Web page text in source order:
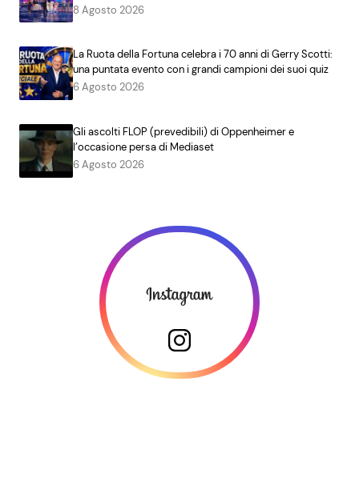
8 Agosto 2026
La Ruota della Fortuna celebra i 70 anni di Gerry Scotti:
una puntata evento con i grandi campioni dei suoi quiz
6 Agosto 2026
Gli ascolti FLOP (prevedibili) di Oppenheimer e
l’occasione persa di Mediaset
6 Agosto 2026